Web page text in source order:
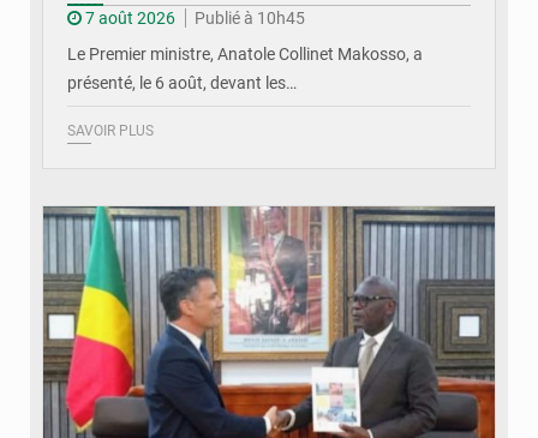
7 août 2026
Publié à 10h45
Le Premier ministre, Anatole Collinet Makosso, a
présenté, le 6 août, devant les…
SAVOIR PLUS